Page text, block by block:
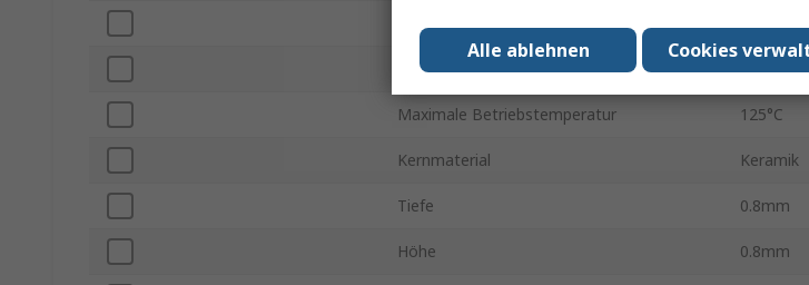
Betriebstemperatur min. -55°C
Gleichstromwiderstand max. 1.20Ω
Maximale Betriebstemperatur 125°C
Kernmaterial Keramik
Tiefe 0.8mm
Höhe 0.8mm
Cookies
Alle ablehnen